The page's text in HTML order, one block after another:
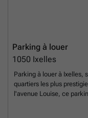
Parking à louer
1050 Ixelles
Parking à louer à Ixelles,
quartiers les plus
l'avenue Louise, ce
hôtels. Vous pouvez